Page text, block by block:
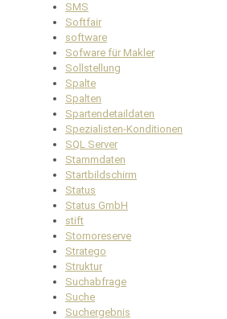
SMS
Softfair
software
Sofware für Makler
Sollstellung
Spalte
Spalten
Spartendetaildaten
Spezialisten-Konditionen
SQL Server
Stammdaten
Startbildschirm
Status
Status GmbH
stift
Stornoreserve
Stratego
Struktur
Suchabfrage
Suche
Suchergebnis